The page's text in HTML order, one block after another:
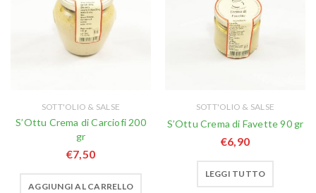
SOTT'OLIO & SALSE
S’Ottu Crema di Carciofi 200
gr
€7,50
AGGIUNGI AL CARRELLO
SOTT'OLIO & SALSE
S’Ottu Crema di Favette 90 gr
€6,90
LEGGI TUTTO